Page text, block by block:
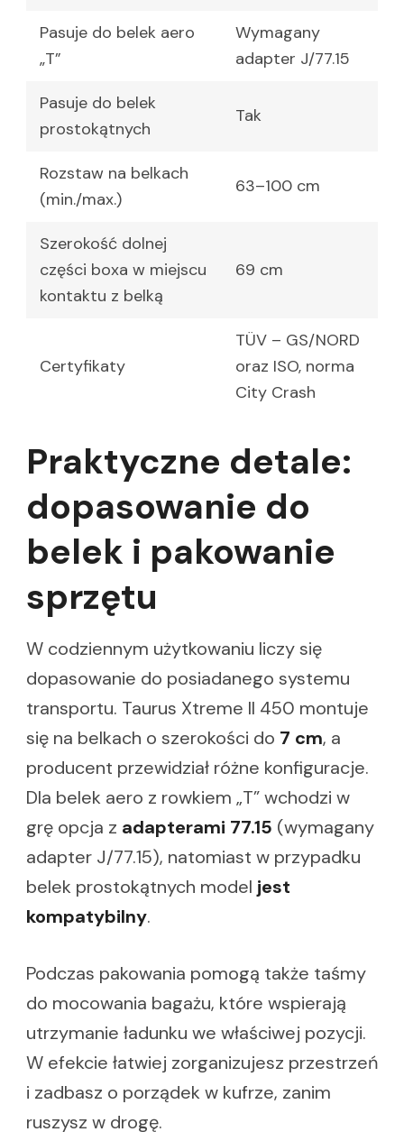
Pasuje do belek aero
„T”
Wymagany
adapter J/77.15
Pasuje do belek
prostokątnych
Tak
Rozstaw na belkach
(min./max.)
63–100 cm
Szerokość dolnej
części boxa w miejscu
kontaktu z belką
69 cm
Certyfikaty
TÜV – GS/NORD
oraz ISO, norma
City Crash
Praktyczne detale:
dopasowanie do
belek i pakowanie
sprzętu
W codziennym użytkowaniu liczy się
dopasowanie do posiadanego systemu
transportu. Taurus Xtreme II 450 montuje
się na belkach o szerokości do 7 cm, a
producent przewidział różne konfiguracje.
Dla belek aero z rowkiem „T” wchodzi w
grę opcja z adapterami 77.15 (wymagany
adapter J/77.15), natomiast w przypadku
belek prostokątnych model jest
kompatybilny.
Podczas pakowania pomogą także taśmy
do mocowania bagażu, które wspierają
utrzymanie ładunku we właściwej pozycji.
W efekcie łatwiej zorganizujesz przestrzeń
i zadbasz o porządek w kufrze, zanim
ruszysz w drogę.